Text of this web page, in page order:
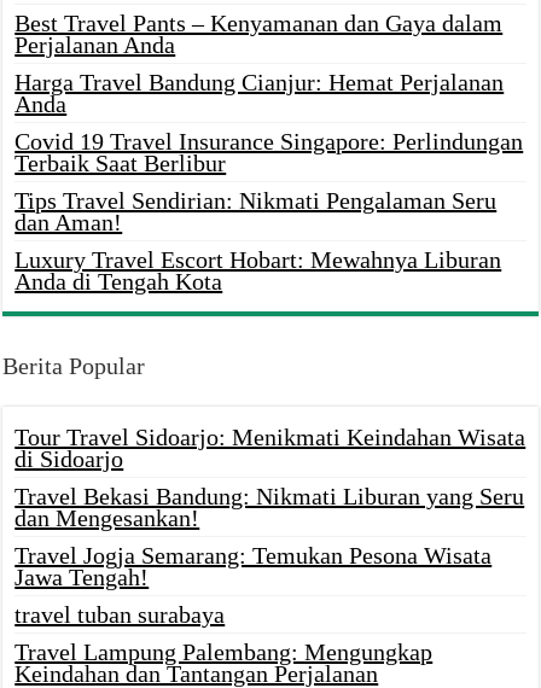
Best Travel Pants – Kenyamanan dan Gaya dalam
Perjalanan Anda
Harga Travel Bandung Cianjur: Hemat Perjalanan
Anda
Covid 19 Travel Insurance Singapore: Perlindungan
Terbaik Saat Berlibur
Tips Travel Sendirian: Nikmati Pengalaman Seru
dan Aman!
Luxury Travel Escort Hobart: Mewahnya Liburan
Anda di Tengah Kota
Berita Popular
Tour Travel Sidoarjo: Menikmati Keindahan Wisata
di Sidoarjo
Travel Bekasi Bandung: Nikmati Liburan yang Seru
dan Mengesankan!
Travel Jogja Semarang: Temukan Pesona Wisata
Jawa Tengah!
travel tuban surabaya
Travel Lampung Palembang: Mengungkap
Keindahan dan Tantangan Perjalanan